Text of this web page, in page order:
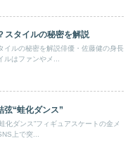
スタイルの秘密を解説
イルの秘密を解説俳優・佐藤健の身長
ルはファンやメ...
弦“蛙化ダンス”
化ダンス”フィギュアスケートの金メ
上で突...